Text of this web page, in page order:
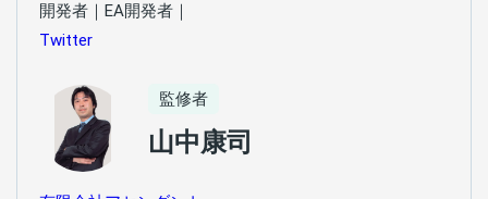
開発者｜EA開発者｜
Twitter
監修者
山中康司